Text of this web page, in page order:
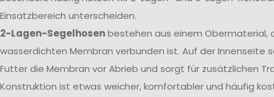
Einsatzbereich unterscheiden.
2-Lagen-Segelhosenbestehen aus einem Obermaterial,
wasserdichten Membran verbunden ist. Auf der Innenseite
Futter die Membran vor Abrieb und sorgt für zusätzlichen
Konstruktion ist etwas weicher, komfortabler und häufig